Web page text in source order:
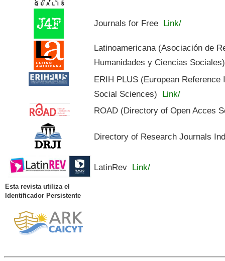
Journals for Free Link/
Latinoamericana (Asociación de
Humanidades y Ciencias Sociales)
ERIH PLUS (European
Social Sciences) Link/
ROAD (Directory of Open Acces
Directory of Research Journals
LatinRev Link/
Esta revista utiliza el
Identificador Persistente